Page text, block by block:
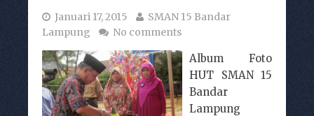
Januari 17, 2015
SMAN 15 Bandar
Lampung
No comments
Album Foto
HUT SMAN 15
Bandar
Lampung